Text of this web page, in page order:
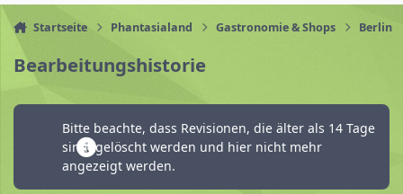
Startseite Phantasialand Gastronomie & Shops Berlin
Bearbeitungshistorie
Bitte beachte, dass Revisionen, die älter als 14 Tage
sind, gelöscht werden und hier nicht mehr
angezeigt werden.